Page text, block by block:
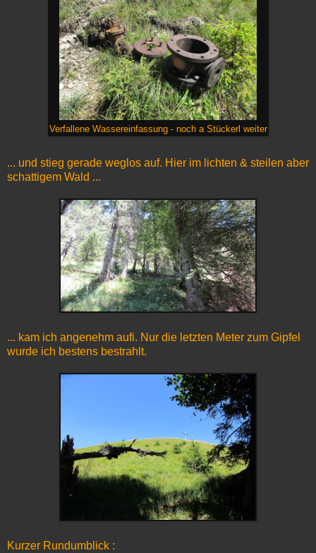
Verfallene Wassereinfassung - noch a Stückerl weiter
... und stieg gerade weglos auf. Hier im lichten & steilen aber
schattigem Wald ...
... kam ich angenehm aufi. Nur die letzten Meter zum Gipfel
wurde ich bestens bestrahlt.
Kurzer Rundumblick :